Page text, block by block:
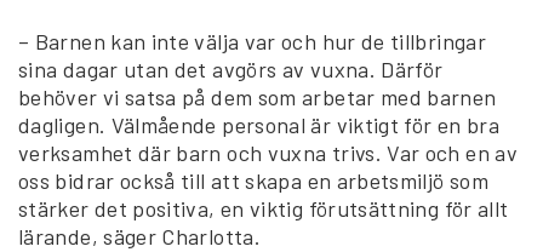
– Barnen kan inte välja var och hur de tillbringar
sina dagar utan det avgörs av vuxna. Därför
behöver vi satsa på dem som arbetar med barnen
dagligen. Välmående personal är viktigt för en bra
verksamhet där barn och vuxna trivs. Var och en av
oss bidrar också till att skapa en arbetsmiljö som
stärker det positiva, en viktig förutsättning för allt
lärande, säger Charlotta.